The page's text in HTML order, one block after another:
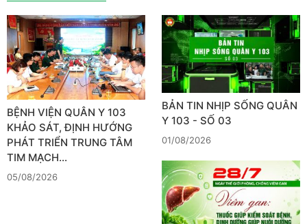
BỆNH VIỆN QUÂN Y 103
KHẢO SÁT, ĐỊNH HƯỚNG
PHÁT TRIỂN TRUNG TÂM
TIM MẠCH…
05/08/2026
BẢN TIN NHỊP SỐNG QUÂN
Y 103 - SỐ 03
01/08/2026